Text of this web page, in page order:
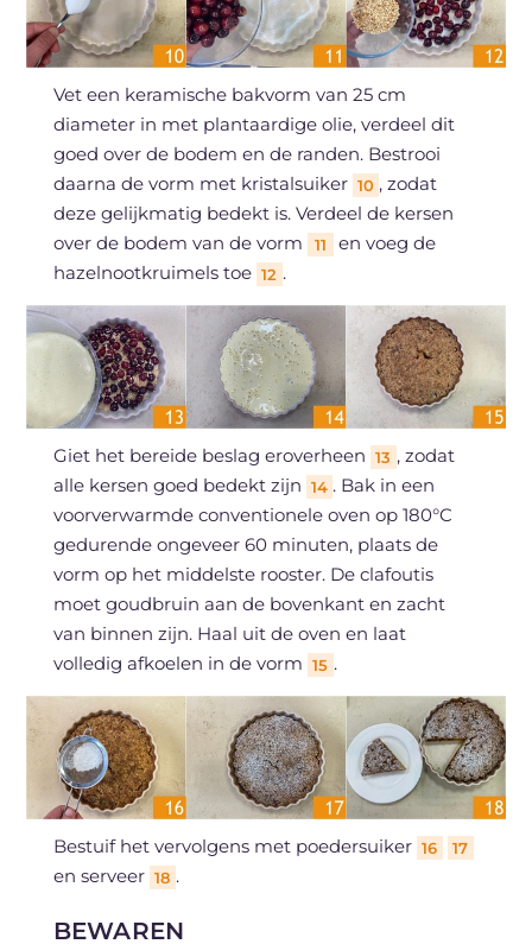
Vet een keramische bakvorm van 25 cm
diameter in met plantaardige olie, verdeel dit
goed over de bodem en de randen. Bestrooi
daarna de vorm met kristalsuiker 10 , zodat
deze gelijkmatig bedekt is. Verdeel de kersen
over de bodem van de vorm
11
en voeg de
hazelnootkruimels toe 12 .
Giet het bereide beslag eroverheen 13 , zodat
alle kersen goed bedekt zijn 14 . Bak in een
voorverwarmde conventionele oven op 180°C
gedurende ongeveer 60 minuten, plaats de
vorm op het middelste rooster. De clafoutis
moet goudbruin aan de bovenkant en zacht
van binnen zijn. Haal uit de oven en laat
volledig afkoelen in de vorm 15 .
Bestuif het vervolgens met poedersuiker 16 17
en serveer 18 .
BEWAREN